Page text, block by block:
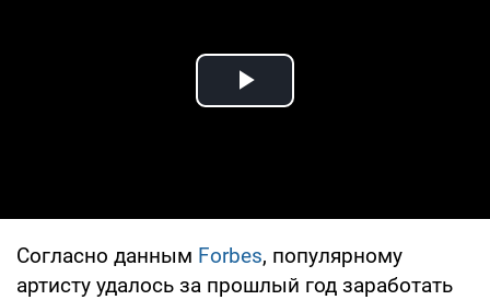
Play Video
Согласно данным Forbes, популярному
артисту удалось за прошлый год заработать